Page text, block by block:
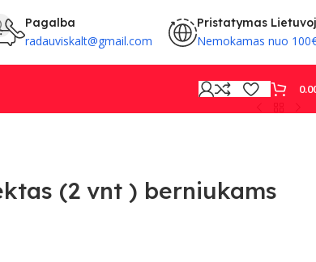
Pagalba
radauviskalt@gmail.com
Pristatymas
Nemokamas nuo
(2 vnt ) berniukams